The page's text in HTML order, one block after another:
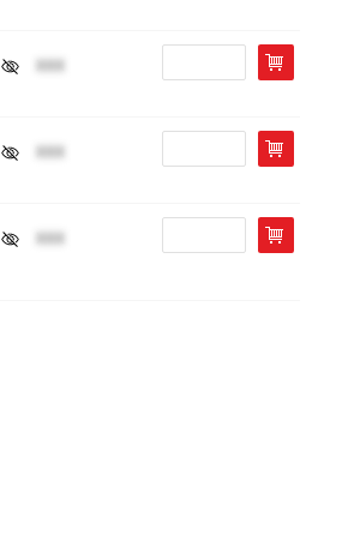
xxx
xxx
xxx